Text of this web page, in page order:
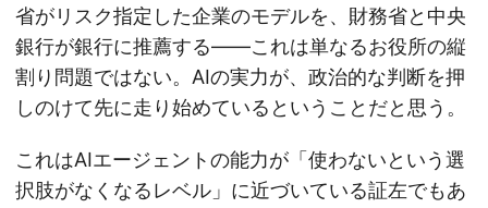
省がリスク指定した企業のモデルを、財務省と中央
銀行が銀行に推薦する——これは単なるお役所の縦
割り問題ではない。AIの実力が、政治的な判断を押
しのけて先に走り始めているということだと思う。
これはAIエージェントの能力が「使わないという選
択肢がなくなるレベル」に近づいている証左でもあ